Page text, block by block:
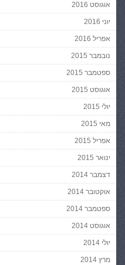
אוגוסט 2016
יוני 2016
אפריל 2016
נובמבר 2015
ספטמבר 2015
אוגוסט 2015
יולי 2015
מאי 2015
אפריל 2015
ינואר 2015
דצמבר 2014
אוקטובר 2014
ספטמבר 2014
אוגוסט 2014
יולי 2014
מרץ 2014